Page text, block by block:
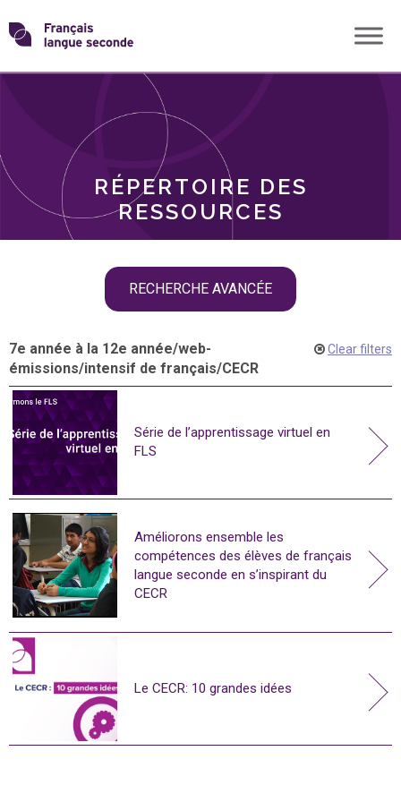
Skip
toTransformons
langue
RÉPERTOIRE DES
RESSOURCES
RECHERCHE AVANCÉE
THÈMES
7e année à la 12e année/web-
émissions/intensif de français/CECR
Clear filters
Série de l’apprentissage virtuel en
FLS
Améliorons ensemble les
compétences des élèves de français
langue seconde en s’inspirant du
CECR
Le CECR: 10 grandes idées